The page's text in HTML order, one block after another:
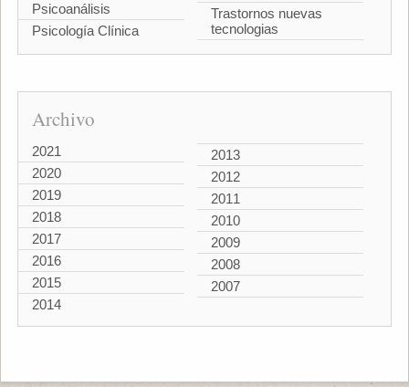
Psicoanálisis
Psicología Clínica
Trastornos nuevas
tecnologias
Archivo
2021
2020
2019
2018
2017
2016
2015
2014
2013
2012
2011
2010
2009
2008
2007